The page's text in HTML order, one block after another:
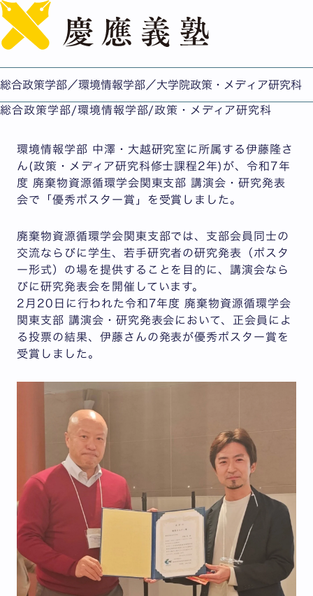
総合政策学部／環境情報学部／大学院政策・メディア研究科
伊藤隆さん(政メ修士2年)が、令和7年度 廃棄物資源循環
公開日：2026.03.31
総合政策学部/環境情報学部/政策・メディア研究科
環境情報学部 中澤・大越研究室に所属する伊藤隆さ
ん(政策・メディア研究科修士課程2年)が、令和7年
度 廃棄物資源循環学会関東支部 講演会・研究発表
会で「優秀ポスター賞」を受賞しました。
廃棄物資源循環学会関東支部では、支部会員同士の
交流ならびに学生、若手研究者の研究発表（ポスタ
ー形式）の場を提供することを目的に、講演会なら
びに研究発表会を開催しています。
2月20日に行われた令和7年度 廃棄物資源循環学会
関東支部 講演会・研究発表会において、正会員によ
る投票の結果、伊藤さんの発表が優秀ポスター賞を
受賞しました。